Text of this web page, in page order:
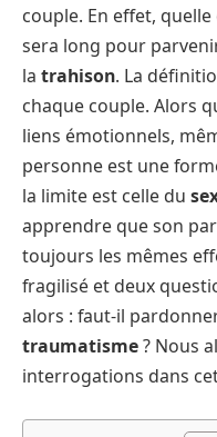
couple. En effet, quelle
sera long pour
la trahison. La
chaque couple. Alors
liens émotionnels,
personne est une
la limite est celle du
apprendre que son
toujours les mêmes
fragilisé et deux
alors : faut-il
traumatisme? Nous
interrogations dans